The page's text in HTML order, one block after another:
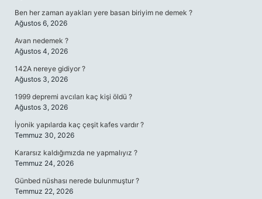
Ben her zaman ayakları yere basan biriyim ne demek ?
Ağustos 6, 2026
Avan nedemek ?
Ağustos 4, 2026
142A nereye gidiyor ?
Ağustos 3, 2026
1999 depremi avcıları kaç kişi öldü ?
Ağustos 3, 2026
İyonik yapılarda kaç çeşit kafes vardır ?
Temmuz 30, 2026
Kararsız kaldığımızda ne yapmalıyız ?
Temmuz 24, 2026
Günbed nüshası nerede bulunmuştur ?
Temmuz 22, 2026